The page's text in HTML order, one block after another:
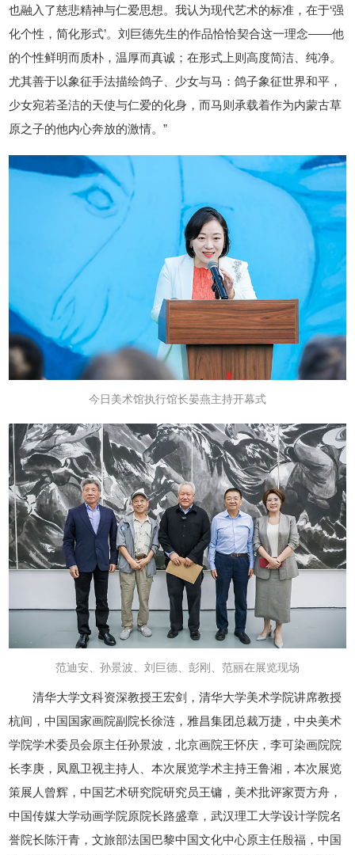
也融入了慈悲精神与仁爱思想。我认为现代艺术的标准，在于‘强
化个性，简化形式’。刘巨德先生的作品恰恰契合这一理念——他
的个性鲜明而质朴，温厚而真诚；在形式上则高度简洁、纯净。
尤其善于以象征手法描绘鸽子、少女与马：鸽子象征世界和平，
少女宛若圣洁的天使与仁爱的化身，而马则承载着作为内蒙古草
原之子的他内心奔放的激情。”
今日美术馆执行馆长晏燕主持开幕式
范迪安、孙景波、刘巨德、彭刚、范丽在展览现场
清华大学文科资深教授王宏剑，清华大学美术学院讲席教授
杭间，中国国家画院副院长徐涟，雅昌集团总裁万捷，中央美术
学院学术委员会原主任孙景波，北京画院王怀庆，李可染画院院
长李庚，凤凰卫视主持人、本次展览学术主持王鲁湘，本次展览
策展人曾辉，中国艺术研究院研究员王镛，美术批评家贾方舟，
中国传媒大学动画学院原院长路盛章，武汉理工大学设计学院名
誉院长陈汗青，文旅部法国巴黎中国文化中心原主任殷福，中国